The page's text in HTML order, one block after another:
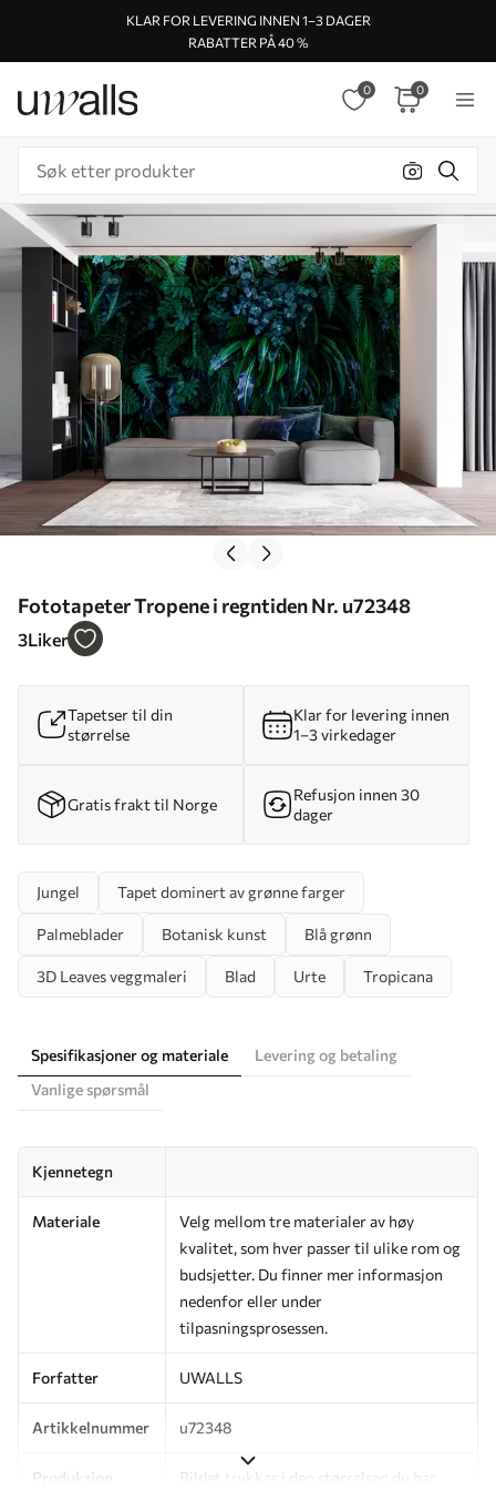
KLAR FOR LEVERING INNEN 1–3 DAGER
RABATTER PÅ 40 %
0 0
Fototapeter Tropene i regntiden Nr. u72348
3Liker
Tapetser til din
størrelse
Klar for levering innen
1–3 virkedager
Gratis frakt til Norge
Refusjon innen 30
dager
Jungel Tapet dominert av grønne farger
Palmeblader Botanisk kunst Blå grønn
3D Leaves veggmaleri Blad Urte Tropicana
Spesifikasjoner og materiale
Levering og betaling
Vanlige spørsmål
Kjennetegn
Materiale
Velg mellom tre materialer av høy
kvalitet, som hver passer til ulike rom og
budsjetter. Du finner mer informasjon
nedenfor eller under
tilpasningsprosessen.
Forfatter UWALLS
Artikkelnummer u72348
Produksjon
Bildet trykkes i den størrelsen du har